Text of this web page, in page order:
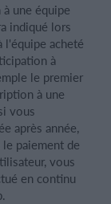
une équipe
indiqué lors
l'équipe acheté
à
le premier
à une
vous
après année,
paiement de
vous
en continu